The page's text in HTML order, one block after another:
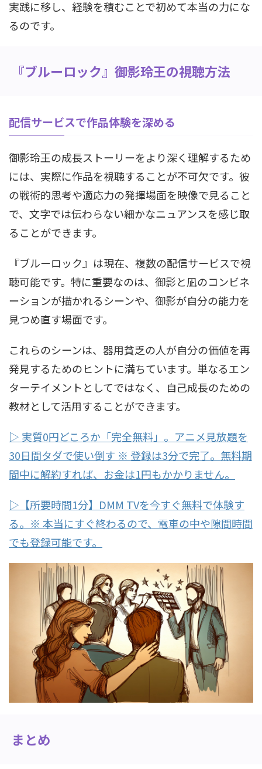
実践に移し、経験を積むことで初めて本当の力にな
るのです。
『ブルーロック』御影玲王の視聴方法
配信サービスで作品体験を深める
御影玲王の成長ストーリーをより深く理解するため
には、実際に作品を視聴することが不可欠です。彼
の戦術的思考や適応力の発揮場面を映像で見ること
で、文字では伝わらない細かなニュアンスを感じ取
ることができます。
『ブルーロック』は現在、複数の配信サービスで視
聴可能です。特に重要なのは、御影と凪のコンビネ
ーションが描かれるシーンや、御影が自分の能力を
見つめ直す場面です。
これらのシーンは、器用貧乏の人が自分の価値を再
発見するためのヒントに満ちています。単なるエン
ターテイメントとしてではなく、自己成長のための
教材として活用することができます。
▷ 実質0円どころか「完全無料」。アニメ見放題を
30日間タダで使い倒す ※ 登録は3分で完了。無料期
間中に解約すれば、お金は1円もかかりません。
▷【所要時間1分】DMM TVを今すぐ無料で体験す
る。※ 本当にすぐ終わるので、電車の中や隙間時間
でも登録可能です。
まとめ